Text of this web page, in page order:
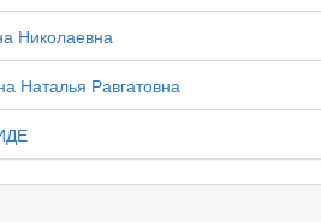
Николаевна
Наталья Равгатовна